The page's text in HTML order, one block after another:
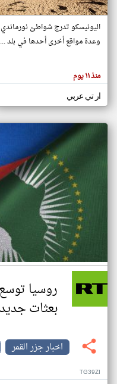
هنا عن
وجهة
كاتبيها.
اليونيسكو تدرج شواطئ نورماندي
وعدة مواقع أخرى أحدها في بلد ...
منذ ١١ يوم
ار تي عربي
روسيا
بعثات جديدة في 4
اخبار جزر القمر
TG39ZI